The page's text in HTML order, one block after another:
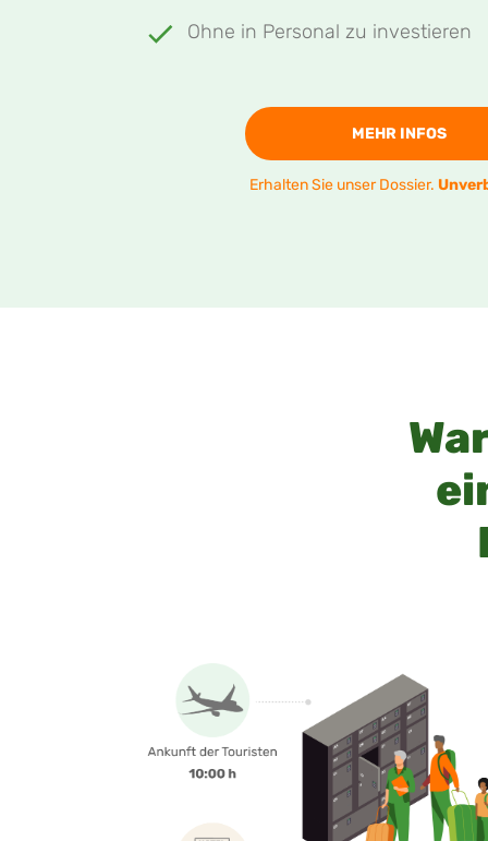
Ohne in Personal zu investieren
MEHR INFOS
Erhalten Sie unser Dossier.